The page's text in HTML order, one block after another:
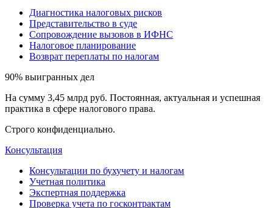
Диагностика налоговых рисков
Представительство в суде
Сопровождение вызовов в ИФНС
Налоговое планирование
Возврат переплаты по налогам
90% выигранных дел
На сумму 3,45 млрд руб. Постоянная, актуальная и успешная
практика в сфере налогового права.
Строго конфиденциально.
Консультация
Консультации по бухучету и налогам
Учетная политика
Экспертная поддержка
Проверка учета по госконтрактам